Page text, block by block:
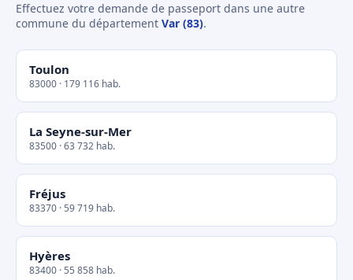
Effectuez votre demande de passeport dans une autre
commune du département Var (83).
Toulon
83000 · 179 116 hab.
La Seyne-sur-Mer
83500 · 63 732 hab.
Fréjus
83370 · 59 719 hab.
Hyères
83400 · 55 858 hab.